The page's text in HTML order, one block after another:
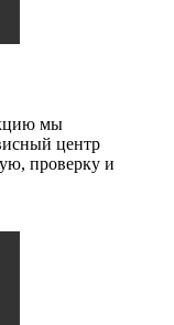
мы
центр
проверку и